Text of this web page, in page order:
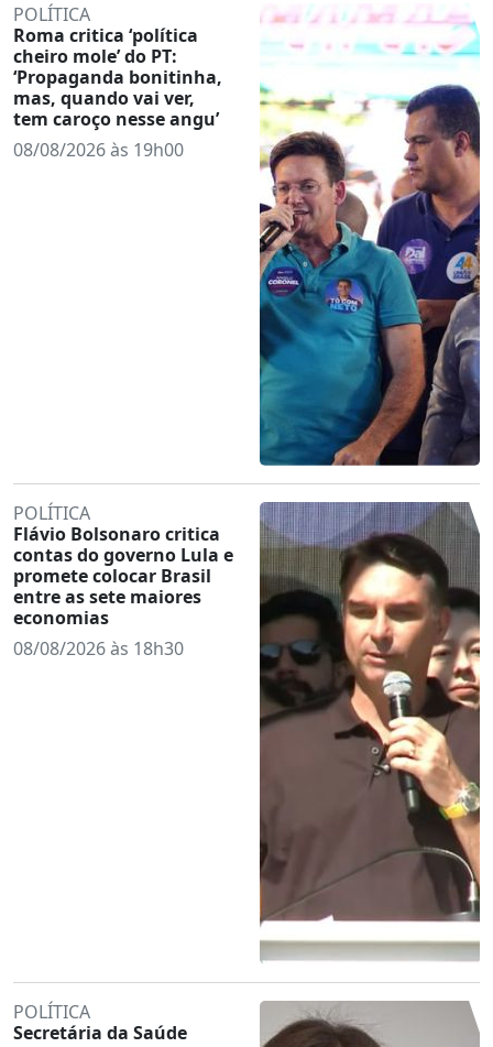
POLÍTICA
Roma critica ‘política
cheiro mole’ do PT:
‘Propaganda bonitinha,
mas, quando vai ver,
tem caroço nesse angu’
08/08/2026 às 19h00
POLÍTICA
Flávio Bolsonaro critica
contas do governo Lula e
promete colocar Brasil
entre as sete maiores
economias
08/08/2026 às 18h30
POLÍTICA
Secretária da Saúde